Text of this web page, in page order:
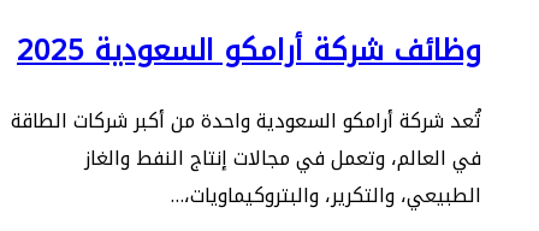
وظائف شركة أرامكو السعودية 2025
تُعد شركة أرامكو السعودية واحدة من أكبر شركات الطاقة
في العالم، وتعمل في مجالات إنتاج النفط والغاز
الطبيعي، والتكرير، والبتروكيماويات،…